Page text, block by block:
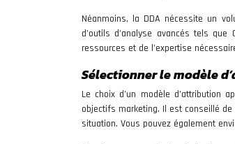
Néanmoins, la DDA nécessite un
d’outils d’analyse avancés tels
ressources et de l’expertise
Sélectionner le modèle
Le choix d’un modèle d’attribution
objectifs marketing. Il est conseillé
situation. Vous pouvez également